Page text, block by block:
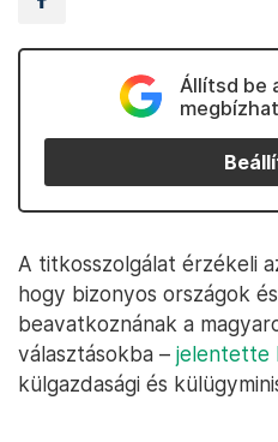
Állítsd be
A titkosszolgálat érzékeli
hogy bizonyos országok
beavatkoznának a
választásokba – jelentette
külgazdasági és